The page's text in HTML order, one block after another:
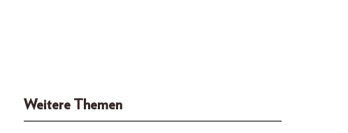
Weitere Themen